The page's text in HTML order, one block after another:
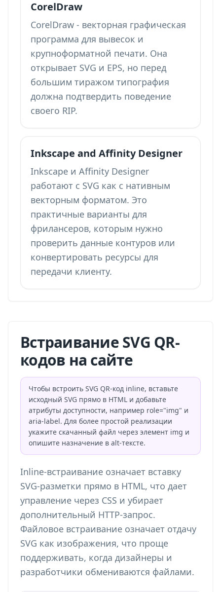
CorelDraw
CorelDraw - векторная графическая
программа для вывесок и
крупноформатной печати. Она
открывает SVG и EPS, но перед
большим тиражом типография
должна подтвердить поведение
своего RIP.
Inkscape and Affinity Designer
Inkscape и Affinity Designer
работают с SVG как с нативным
векторным форматом. Это
практичные варианты для
фрилансеров, которым нужно
проверить данные контуров или
конвертировать ресурсы для
передачи клиенту.
Встраивание SVG QR-
кодов на сайте
Чтобы встроить SVG QR-код inline, вставьте
исходный SVG прямо в HTML и добавьте
атрибуты доступности, например role="img" и
aria-label. Для более простой реализации
укажите скачанный файл через элемент img и
опишите назначение в alt-тексте.
Inline-встраивание означает вставку
SVG-разметки прямо в HTML, что дает
управление через CSS и убирает
дополнительный HTTP-запрос.
Файловое встраивание означает отдачу
SVG как изображения, что проще
поддерживать, когда дизайнеры и
разработчики обмениваются файлами.